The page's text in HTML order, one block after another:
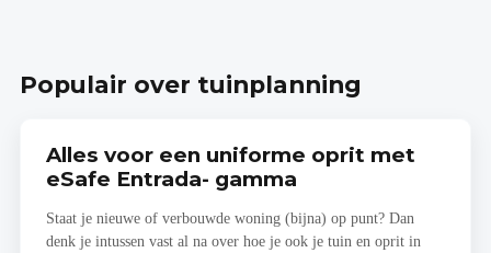
Populair over tuinplanning
Alles voor een uniforme oprit met
eSafe Entrada- gamma
Staat je nieuwe of verbouwde woning (bijna) op punt? Dan
denk je intussen vast al na over hoe je ook je tuin en oprit in